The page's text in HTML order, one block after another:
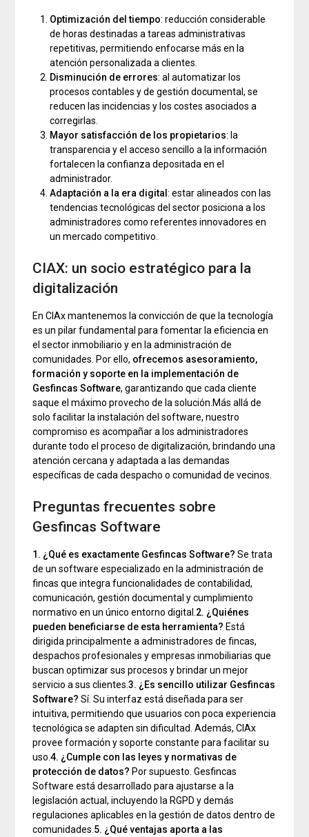
Optimización del tiempo: reducción considerable
de horas destinadas a tareas administrativas
repetitivas, permitiendo enfocarse más en la
atención personalizada a clientes.
Disminución de errores: al automatizar los
procesos contables y de gestión documental, se
reducen las incidencias y los costes asociados a
corregirlas.
Mayor satisfacción de los propietarios: la
transparencia y el acceso sencillo a la información
fortalecen la confianza depositada en el
administrador.
Adaptación a la era digital: estar alineados con las
tendencias tecnológicas del sector posiciona a los
administradores como referentes innovadores en
un mercado competitivo.
CIAX: un socio estratégico para la
digitalización
En CIAx mantenemos la convicción de que la tecnología
es un pilar fundamental para fomentar la eficiencia en
el sector inmobiliario y en la administración de
comunidades. Por ello, ofrecemos asesoramiento,
formación y soporte en la implementación de
Gesfincas Software, garantizando que cada cliente
saque el máximo provecho de la solución.Más allá de
solo facilitar la instalación del software, nuestro
compromiso es acompañar a los administradores
durante todo el proceso de digitalización, brindando una
atención cercana y adaptada a las demandas
específicas de cada despacho o comunidad de vecinos.
Preguntas frecuentes sobre
Gesfincas Software
1. ¿Qué es exactamente Gesfincas Software? Se trata
de un software especializado en la administración de
fincas que integra funcionalidades de contabilidad,
comunicación, gestión documental y cumplimiento
normativo en un único entorno digital. 2. ¿Quiénes
pueden beneficiarse de esta herramienta? Está
dirigida principalmente a administradores de fincas,
despachos profesionales y empresas inmobiliarias que
buscan optimizar sus procesos y brindar un mejor
servicio a sus clientes.3. ¿Es sencillo utilizar Gesfincas
Software? Sí. Su interfaz está diseñada para ser
intuitiva, permitiendo que usuarios con poca experiencia
tecnológica se adapten sin dificultad. Además, CIAx
provee formación y soporte constante para facilitar su
uso.4. ¿Cumple con las leyes y normativas de
protección de datos? Por supuesto. Gesfincas
Software está desarrollado para ajustarse a la
legislación actual, incluyendo la RGPD y demás
regulaciones aplicables en la gestión de datos dentro de
comunidades. 5. ¿Qué ventajas aporta a las